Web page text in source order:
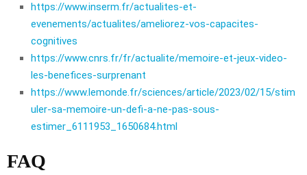
https://www.inserm.fr/actualites-et-
evenements/actualites/ameliorez-vos-capacites-
cognitives
https://www.cnrs.fr/fr/actualite/memoire-et-jeux-video-
les-benefices-surprenant
https://www.lemonde.fr/sciences/article/2023/02/15/stim
uler-sa-memoire-un-defi-a-ne-pas-sous-
estimer_6111953_1650684.html
FAQ